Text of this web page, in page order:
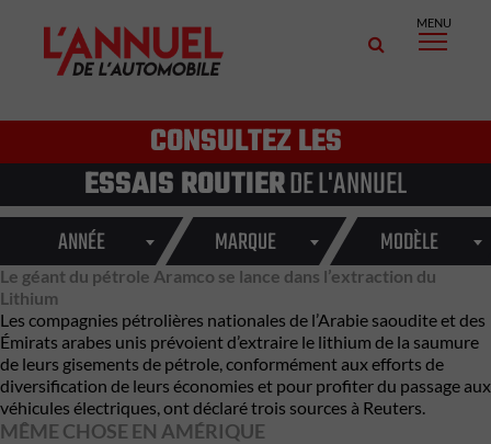
MENU
CONSULTEZ LES
ESSAIS ROUTIERDE L'ANNUEL
ANNÉE MARQUE MODÈLE
Le géant du pétrole Aramco se lance dans l’extraction du
Lithium
Les compagnies pétrolières nationales de l’Arabie saoudite et des
Émirats arabes unis prévoient d’extraire le lithium de la saumure
de leurs gisements de pétrole, conformément aux efforts de
diversification de leurs économies et pour profiter du passage aux
véhicules électriques, ont déclaré trois sources à Reuters.
MÊME CHOSE EN AMÉRIQUE